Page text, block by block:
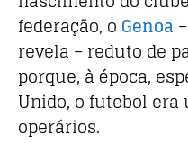
federação, o Genoa
revela – reduto de
porque, à época,
Unido, o futebol era
operários.